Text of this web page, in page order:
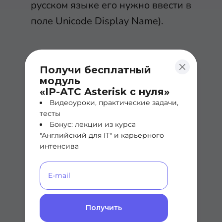
Получи бесплатный
модуль
«IP-АТС Asterisk с нуля»
Видеоуроки, практические задачи,
тесты
Бонус: лекции из курса
"Английский для IT" и карьерного
интенсива
Получить
русском языке его нужно ввести в
поле Unicode Display Name).
Далее во вкладке Connection в
строке Type выставляем Dynamic,
а в строке Transport Protocol - TCP
и затем нажимаем на Save.